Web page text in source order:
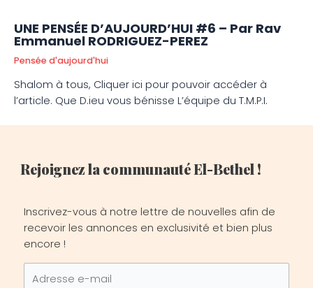
UNE PENSÉE D’AUJOURD’HUI #6 – Par Rav
Emmanuel RODRIGUEZ-PEREZ
Pensée d'aujourd'hui
Shalom à tous, Cliquer ici pour pouvoir accéder à
l’article. Que D.ieu vous bénisse L’équipe du T.M.P.I.
Rejoignez la communauté El-Bethel !
Inscrivez-vous à notre lettre de nouvelles afin de
recevoir les annonces en exclusivité et bien plus
encore !